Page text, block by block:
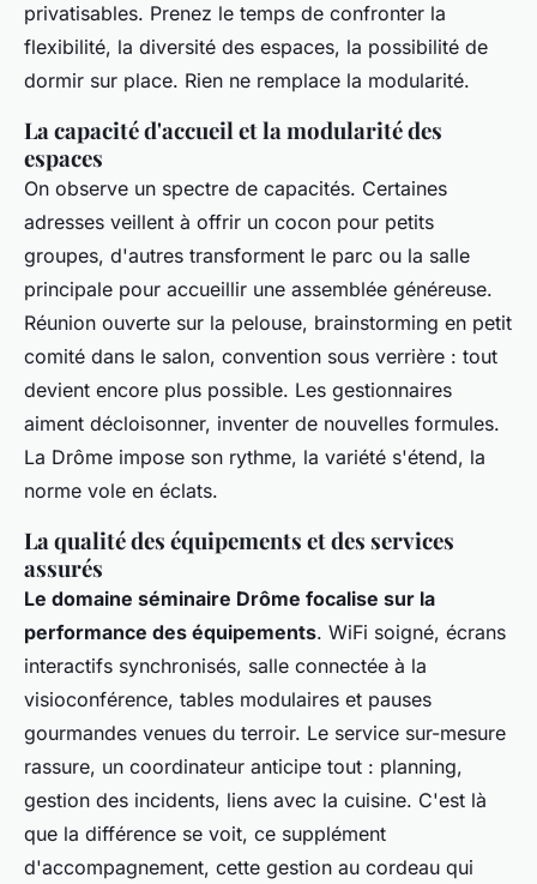
privatisables. Prenez le temps de confronter la
flexibilité, la diversité des espaces, la possibilité de
dormir sur place. Rien ne remplace la modularité.
La capacité d'accueil et la modularité des
espaces
On observe un spectre de capacités. Certaines
adresses veillent à offrir un cocon pour petits
groupes, d'autres transforment le parc ou la salle
principale pour accueillir une assemblée généreuse.
Réunion ouverte sur la pelouse, brainstorming en petit
comité dans le salon, convention sous verrière : tout
devient encore plus possible. Les gestionnaires
aiment décloisonner, inventer de nouvelles formules.
La Drôme impose son rythme, la variété s'étend, la
norme vole en éclats.
La qualité des équipements et des services
assurés
Le domaine séminaire Drôme focalise sur la
performance des équipements. WiFi soigné, écrans
interactifs synchronisés, salle connectée à la
visioconférence, tables modulaires et pauses
gourmandes venues du terroir. Le service sur-mesure
rassure, un coordinateur anticipe tout : planning,
gestion des incidents, liens avec la cuisine. C'est là
que la différence se voit, ce supplément
d'accompagnement, cette gestion au cordeau qui